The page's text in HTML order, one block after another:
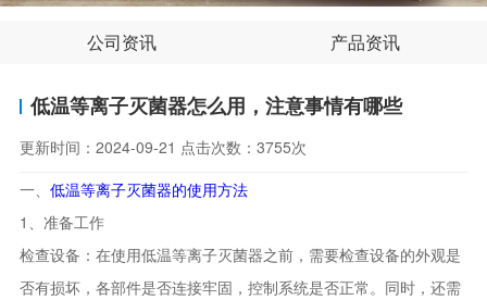
公司资讯 产品资讯
低温等离子灭菌器怎么用，注意事情有哪些
更新时间： 2024-09-21 点击次数： 3755次
一、 低温等离子灭菌器的使用方法
1、准备工作
检查设备：在使用低温等离子灭菌器之前，需要检查设备的外观是
否有损坏，各部件是否连接牢固，控制系统是否正常。同时，还需